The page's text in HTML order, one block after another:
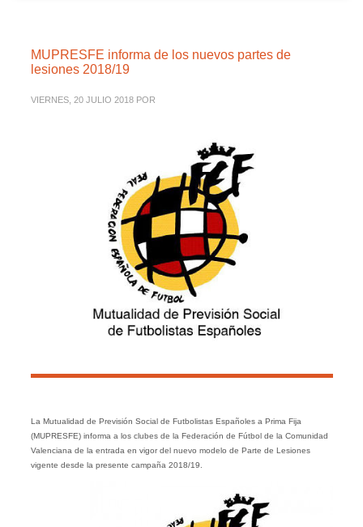
MUPRESFE informa de los nuevos partes de
lesiones 2018/19
VIERNES, 20 JULIO 2018 POR
La Mutualidad de Previsión Social de Futbolistas Españoles a Prima Fija
(MUPRESFE) informa a los clubes de la Federación de Fútbol de la Comunidad
Valenciana de la entrada en vigor del nuevo modelo de Parte de Lesiones
vigente desde la presente campaña 2018/19.